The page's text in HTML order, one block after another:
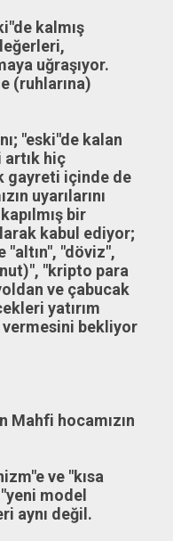
kalmış
uğraşıyor.
(ruhlarına)
"eski"de kalan
artık hiç
gayreti içinde de
uyarılarını
bir
kabul ediyor;
"altın", "döviz",
"kripto para
ve çabucak
yatırım
vermesini bekliyor
Mahfi hocamızın
ve "kısa
model
aynı değil.